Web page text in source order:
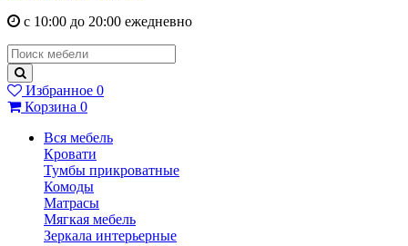
с 10:00 до 20:00 ежедневно
Избранное 0
Корзина 0
Вся мебель
Кровати
Тумбы прикроватные
Комоды
Матрасы
Мягкая мебель
Зеркала интерьерные